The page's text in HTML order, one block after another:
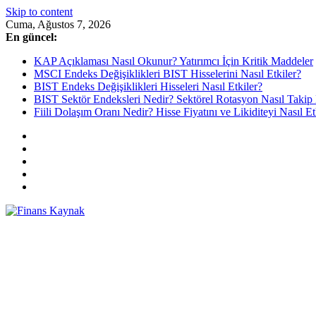
Skip to content
Cuma, Ağustos 7, 2026
En güncel:
KAP Açıklaması Nasıl Okunur? Yatırımcı İçin Kritik Maddeler
MSCI Endeks Değişiklikleri BIST Hisselerini Nasıl Etkiler?
BIST Endeks Değişiklikleri Hisseleri Nasıl Etkiler?
BIST Sektör Endeksleri Nedir? Sektörel Rotasyon Nasıl
Fiili Dolaşım Oranı Nedir? Hisse Fiyatını ve Likiditeyi Nasıl